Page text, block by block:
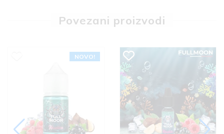
Povezani proizvodi
NOVO!